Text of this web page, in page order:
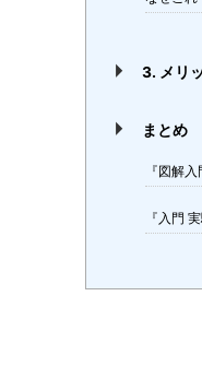
3. メリ
まとめ
『図解
『入門